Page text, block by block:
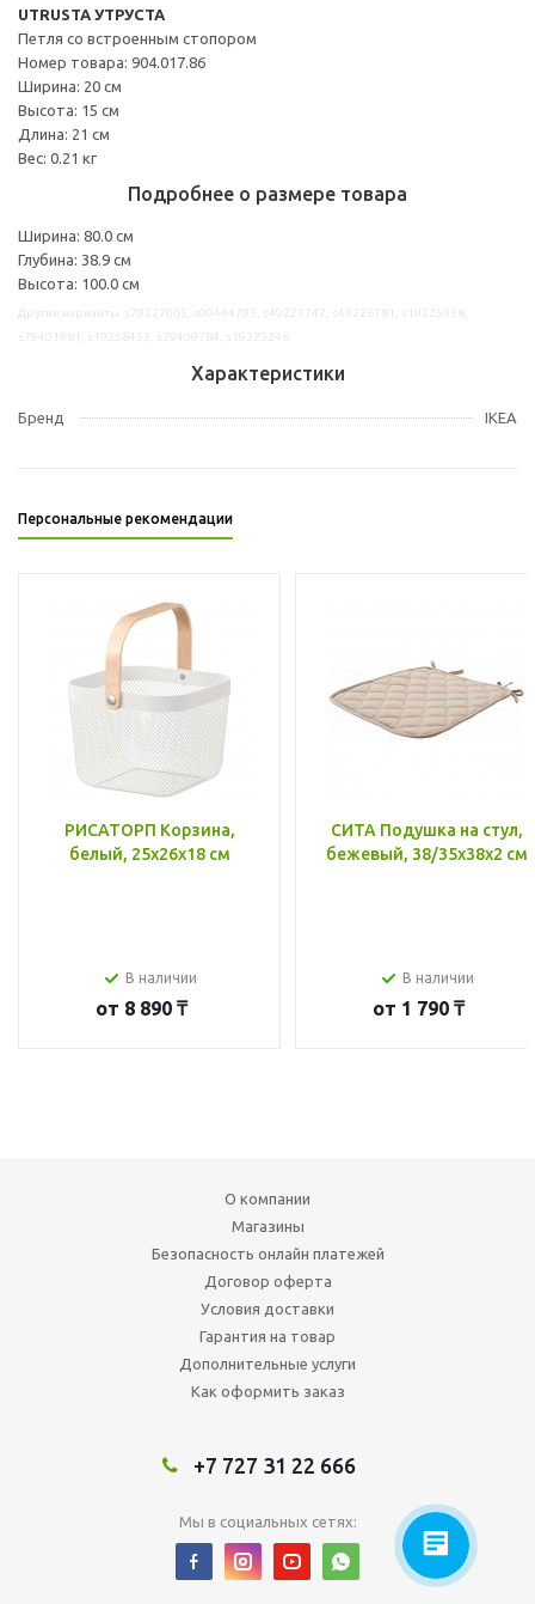
UTRUSTA УТРУСТА
Петля со встроенным стопором
Номер товара: 904.017.86
Ширина: 20 см
Высота: 15 см
Длина: 21 см
Вес: 0.21 кг
Подробнее о размере товара
Ширина: 80.0 см
Глубина: 38.9 см
Высота: 100.0 см
Характеристики
Бренд IKEA
Персональные рекомендации
РИСАТОРП Корзина,
белый, 25x26x18 см
В наличии
от 8 890 ₸
СИТА Подушка на стул,
бежевый, 38/35x38x2 см
В наличии
от 1 790 ₸
О компании
Магазины
Безопасность онлайн платежей
Договор оферта
Условия доставки
Гарантия на товар
Дополнительные услуги
Как оформить заказ
+7 727 31 22 666
Мы в социальных сетях: